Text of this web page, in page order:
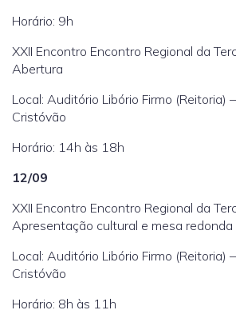
Horário: 9h
XXII Encontro Encontro Regional da
Abertura
Local: Auditório Libório Firmo (Reitoria)
Cristóvão
Horário: 14h às 18h
12/09
XXII Encontro Encontro Regional da
Apresentação cultural e mesa redonda
Local: Auditório Libório Firmo (Reitoria)
Cristóvão
Horário: 8h às 11h